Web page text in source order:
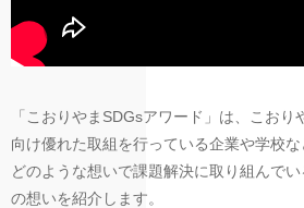
「こおりやまSDGsアワード」は、こおり
向け優れた取組を行っている企業や学校な
どのような想いで課題解決に取り組んで
の想いを紹介します。